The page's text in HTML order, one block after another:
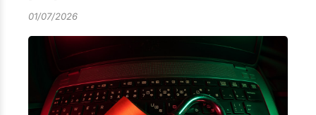
01/07/2026